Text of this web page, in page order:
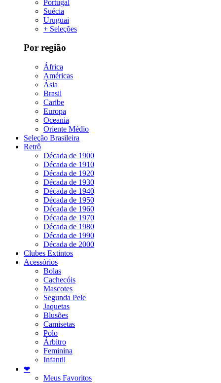
Portugal
Suécia
Uruguai
+ Seleções
Por região
África
Américas
Ásia
Brasil
Caribe
Europa
Oceania
Oriente Médio
Seleção Brasileira
Retrô
Década de 1900
Década de 1910
Década de 1920
Década de 1930
Década de 1940
Década de 1950
Década de 1960
Década de 1970
Década de 1980
Década de 1990
Década de 2000
Clubes Extintos
Acessórios
Bolas
Cachecóis
Mascotes
Segunda Pele
Jaquetas
Blusões
Camisetas
Polo
Árbitro
Feminina
Infantil
❤
Meus Favoritos